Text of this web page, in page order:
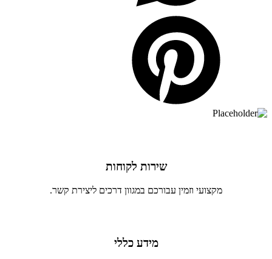
שירות לקוחות
מקצועי וזמין עבורכם במגוון דרכים ליצירת קשר.
מידע כללי